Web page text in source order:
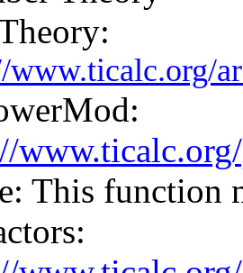
www.ticalc.org/
This function